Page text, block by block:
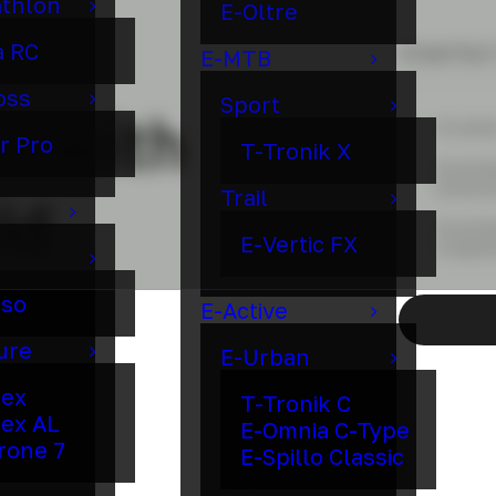
RC
Pro
AL
7
E-Oltre
E-MTB
Sport
T-Tronik X
Trail
E-Vertic FX
E-Active
E-Urban
T-Tronik C
E-Omnia C-Type
E-Spillo Classic
with